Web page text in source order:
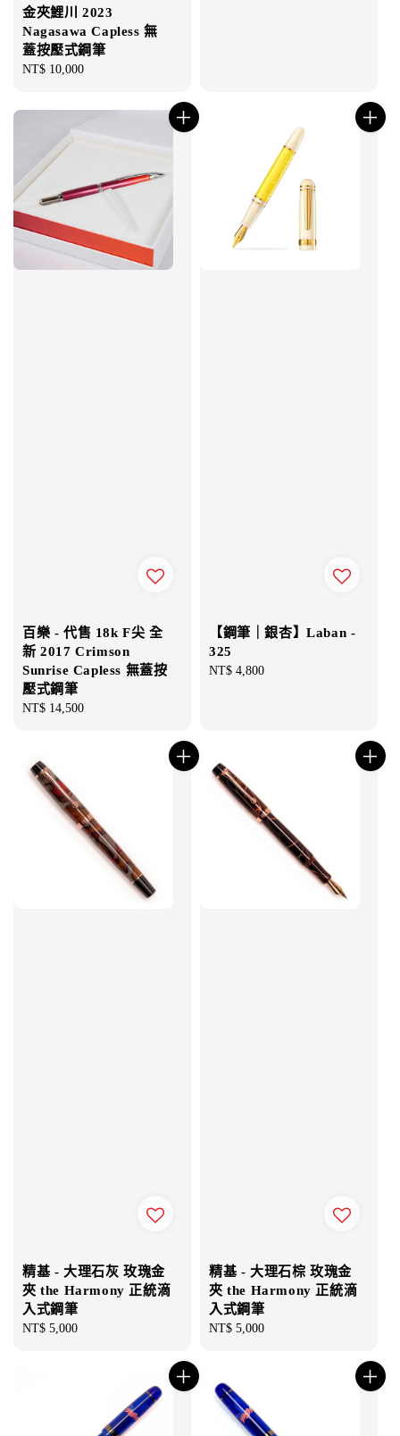
金夾鯉川 2023
Nagasawa Capless 無
蓋按壓式鋼筆
Regular
NT$ 10,000
百樂 - 代售 18k F尖 全
新 2017 Crimson
Sunrise Capless 無蓋按
壓式鋼筆
Regular
NT$ 14,500
【鋼筆｜銀杏】Laban -
325
Regular
NT$ 4,800
精基 - 大理石灰 玫瑰金
夾 the Harmony 正統滴
入式鋼筆
Regular
NT$ 5,000
精基 - 大理石棕 玫瑰金
夾 the Harmony 正統滴
入式鋼筆
Regular
NT$ 5,000